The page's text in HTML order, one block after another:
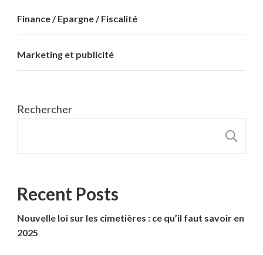
Finance / Epargne / Fiscalité
Marketing et publicité
Rechercher
Recent Posts
Nouvelle loi sur les cimetières : ce qu’il faut savoir en
2025